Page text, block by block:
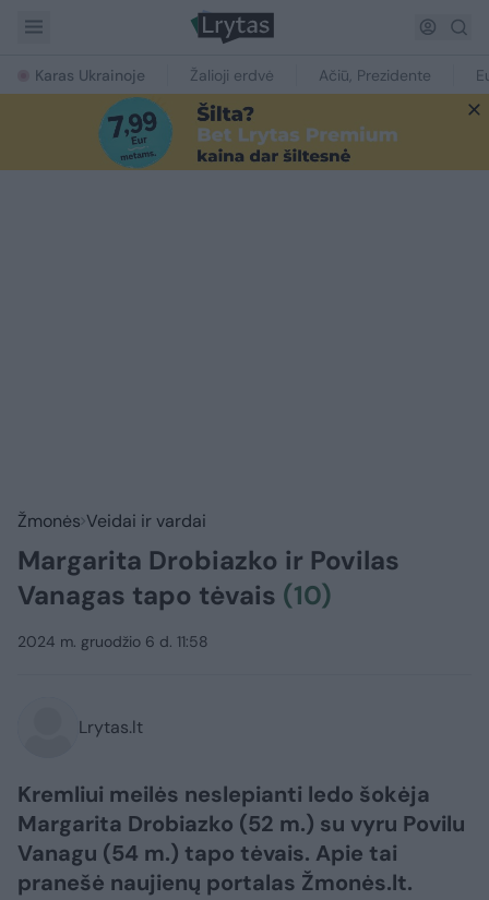
Karas Ukrainoje Žalioji erdvė Ačiū, Prezidente
Žmonės Veidai ir vardai
Margarita Drobiazko ir Povilas
Vanagas tapo tėvais (10)
2024 m. gruodžio 6 d. 11:58
Lrytas.lt
Kremliui meilės neslepianti ledo šokėja
Margarita Drobiazko (52 m.) su vyru Povilu
Vanagu (54 m.) tapo tėvais. Apie tai
pranešė naujienų portalas Žmonės.lt.